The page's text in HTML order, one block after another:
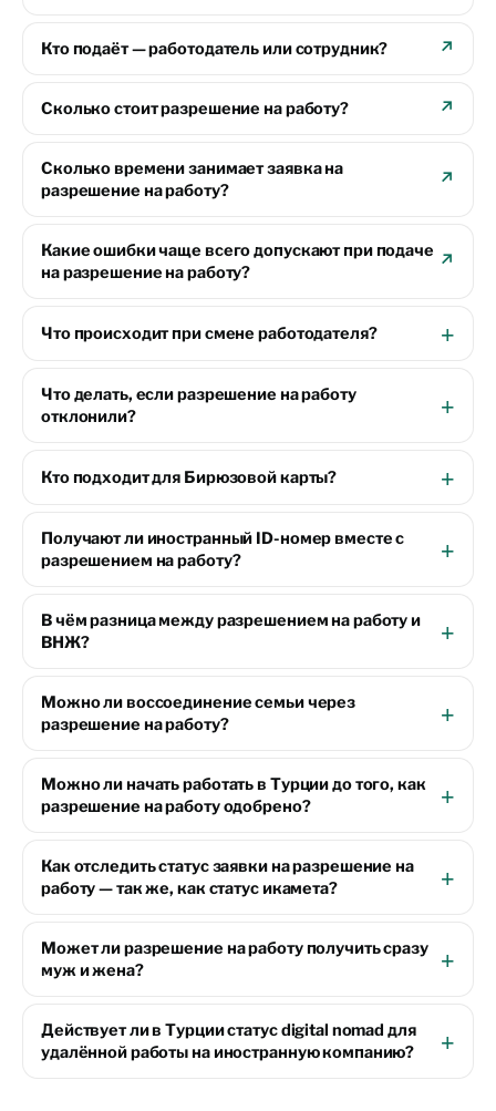
Кто подаёт — работодатель или сотрудник?
Сколько стоит разрешение на работу?
Сколько времени занимает заявка на
разрешение на работу?
Какие ошибки чаще всего допускают при подаче
на разрешение на работу?
Что происходит при смене работодателя?
Что делать, если разрешение на работу
отклонили?
Кто подходит для Бирюзовой карты?
Получают ли иностранный ID-номер вместе с
разрешением на работу?
В чём разница между разрешением на работу и
ВНЖ?
Можно ли воссоединение семьи через
разрешение на работу?
Можно ли начать работать в Турции до того, как
разрешение на работу одобрено?
Как отследить статус заявки на разрешение на
работу — так же, как статус икамета?
Может ли разрешение на работу получить сразу
муж и жена?
Действует ли в Турции статус digital nomad для
удалённой работы на иностранную компанию?